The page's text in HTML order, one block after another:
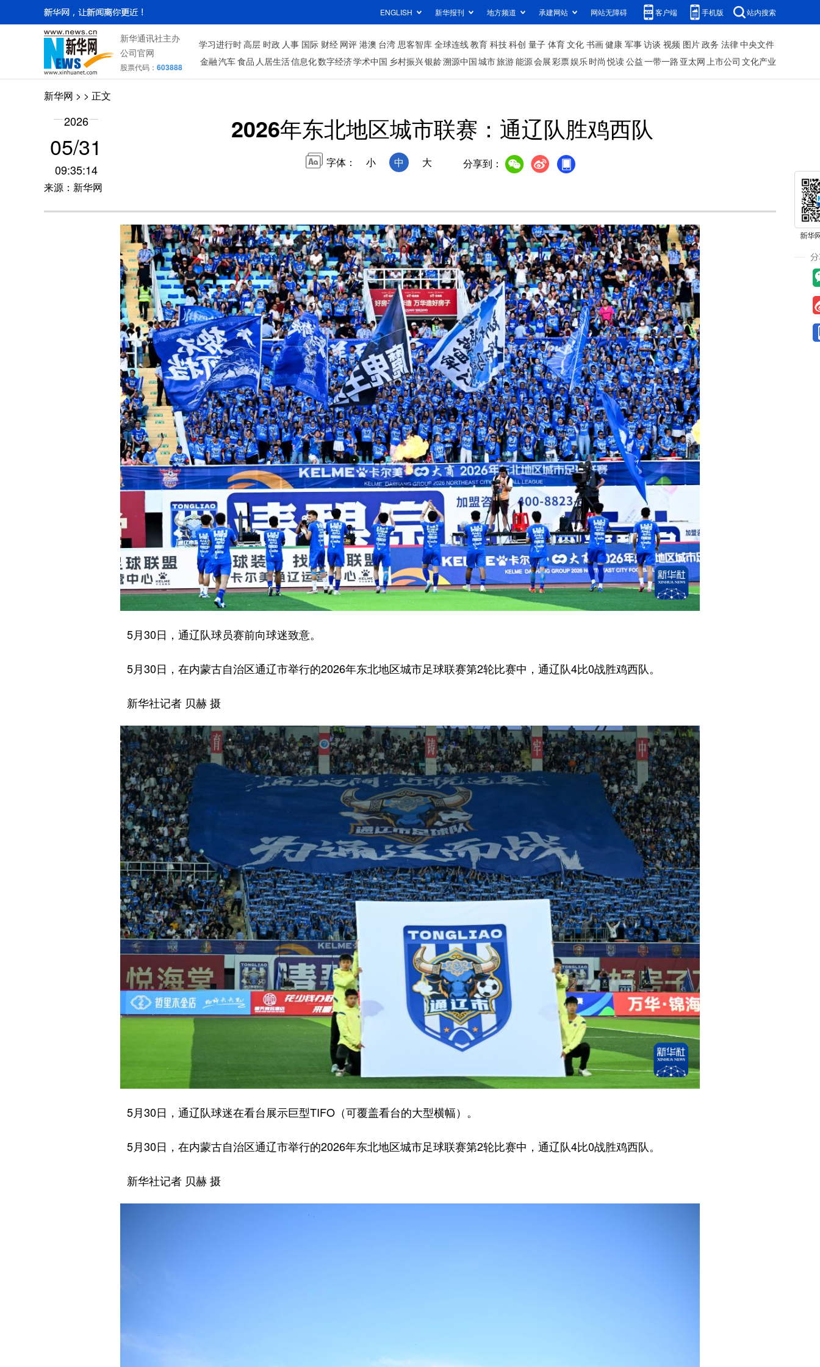
ENGLISH 新华报刊 地方频道 承建网站 网站无障碍 客户端 手机版 站内搜索
新华通讯社主办
公司官网
股票代码： 603888
学习进行时高层 时政 人事 国际 财经 网评 港澳 台湾 思客智库 全球连线教育 科技科创 量子 体育文化 书画健康 军事访谈 视频 图片政务 法律中央文件
金融汽车食品 人居生活信息化数字经济学术中国 乡村振兴银龄溯源中国城市旅游能源会展彩票娱乐时尚 悦读公益一带一路 亚太网上市公司 文化产业
新华网 > > 正文
2026
05/31
09:35:14
来源：新华网
2026年东北地区城市联赛：通辽队胜鸡西队
字体： 小 中 大 分享到：
5月30日，通辽队球员赛前向球迷致意。
5月30日，在内蒙古自治区通辽市举行的2026年东北地区城市足球联赛第2轮比赛中，通辽队4比0战胜鸡西队。
新华社记者 贝赫 摄
5月30日，通辽队球迷在看台展示巨型TIFO（可覆盖看台的大型横幅）。
5月30日，在内蒙古自治区通辽市举行的2026年东北地区城市足球联赛第2轮比赛中，通辽队4比0战胜鸡西队。
新华社记者 贝赫 摄